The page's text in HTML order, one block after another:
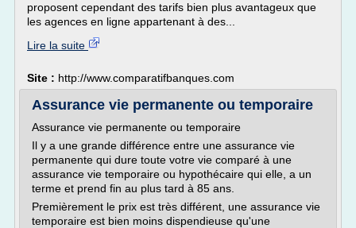
proposent cependant des tarifs bien plus avantageux que
les agences en ligne appartenant à des...
Lire la suite
Site : http://www.comparatifbanques.com
Assurance vie permanente ou temporaire
Assurance vie permanente ou temporaire
Il y a une grande différence entre une assurance vie
permanente qui dure toute votre vie comparé à une
assurance vie temporaire ou hypothécaire qui elle, a un
terme et prend fin au plus tard à 85 ans.
Premièrement le prix est très différent, une assurance vie
temporaire est bien moins dispendieuse qu'une